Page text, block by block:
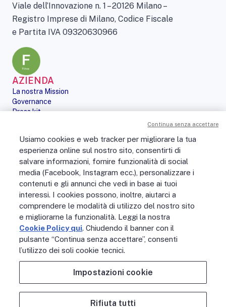
Viale dell’Innovazione n. 1 – 20126 Milano –
Registro Imprese di Milano, Codice Fiscale
e Partita IVA 09320630966
AZIENDA
La nostra Mission
Governance
Press kit
Digital Services Act
PERSONE
No Fibra? No Party!
Posizioni aperte
La vita in Open Fiber
Lavora con noi
La nostra cultura
MONDO OPEN FIBER
Supporto
Assistenza scavi
Open Fiber Network Solutions
Area Riservata Operatori
Usiamo cookies e web tracker per migliorare la tua
esperienza online sul nostro sito, consentirti di
salvare informazioni, fornire funzionalità di social
media (Facebook, Instagram ecc.), personalizzare i
contenuti e gli annunci che vedi in base ai tuoi
interessi. I cookies possono, inoltre, aiutarci a
comprendere le modalità di utilizzo del nostro sito
e migliorarne la funzionalità. Leggi la nostra
Cookie Policy qui. Chiudendo il banner con il
pulsante “Continua senza accettare”, consenti
l’utilizzo dei soli cookie tecnici.
Impostazioni cookie
Rifiuta tutti
Continua senza accettare